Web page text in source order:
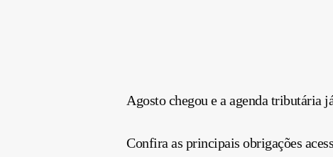
Agosto chegou e a agenda tributária
Confira as principais obrigações